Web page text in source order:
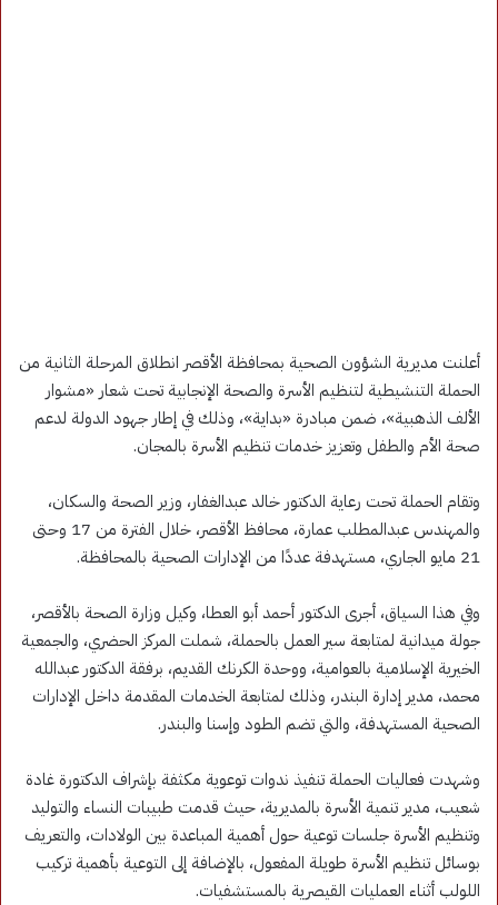
أعلنت مديرية الشؤون الصحية بمحافظة الأقصر انطلاق المرحلة الثانية من
الحملة التنشيطية لتنظيم الأسرة والصحة الإنجابية تحت شعار «مشوار
الألف الذهبية»، ضمن مبادرة «بداية»، وذلك في إطار جهود الدولة لدعم
صحة الأم والطفل وتعزيز خدمات تنظيم الأسرة بالمجان.
وتقام الحملة تحت رعاية الدكتور خالد عبدالغفار، وزير الصحة والسكان،
والمهندس عبدالمطلب عمارة، محافظ الأقصر، خلال الفترة من 17 وحتى
21 مايو الجاري، مستهدفة عددًا من الإدارات الصحية بالمحافظة.
وفي هذا السياق، أجرى الدكتور أحمد أبو العطا، وكيل وزارة الصحة بالأقصر،
جولة ميدانية لمتابعة سير العمل بالحملة، شملت المركز الحضري، والجمعية
الخيرية الإسلامية بالعوامية، ووحدة الكرنك القديم، برفقة الدكتور عبدالله
محمد، مدير إدارة البندر، وذلك لمتابعة الخدمات المقدمة داخل الإدارات
الصحية المستهدفة، والتي تضم الطود وإسنا والبندر.
وشهدت فعاليات الحملة تنفيذ ندوات توعوية مكثفة بإشراف الدكتورة غادة
شعيب، مدير تنمية الأسرة بالمديرية، حيث قدمت طبيبات النساء والتوليد
وتنظيم الأسرة جلسات توعية حول أهمية المباعدة بين الولادات، والتعريف
بوسائل تنظيم الأسرة طويلة المفعول، بالإضافة إلى التوعية بأهمية تركيب
اللولب أثناء العمليات القيصرية بالمستشفيات.